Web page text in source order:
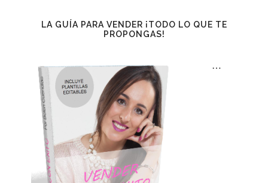
LA GUÍA PARA VENDER ¡TODO LO QUE TE
PROPONGAS!
…